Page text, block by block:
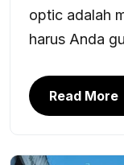
optic adalah
harus Anda
Read More